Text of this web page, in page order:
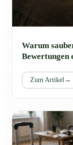
Warum
Bewertungen
Zum Artikel→